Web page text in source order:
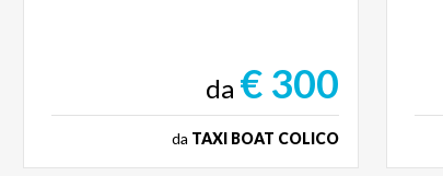
da € 300
da TAXI BOAT COLICO